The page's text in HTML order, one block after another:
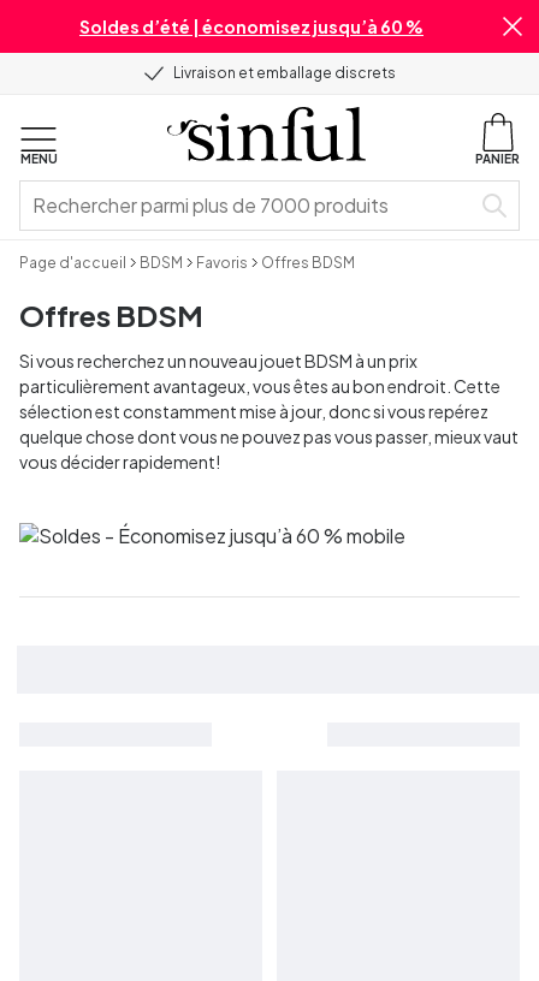
Soldes d’été | économisez jusqu’à 60 %
Livraison et emballage discrets
MENU PANIER
Page d'accueil BDSM Favoris Offres BDSM
Offres BDSM
Si vous recherchez un nouveau jouet BDSM à un prix
particulièrement avantageux, vous êtes au bon endroit. Cette
sélection est constamment mise à jour, donc si vous repérez
quelque chose dont vous ne pouvez pas vous passer, mieux vaut
vous décider rapidement!